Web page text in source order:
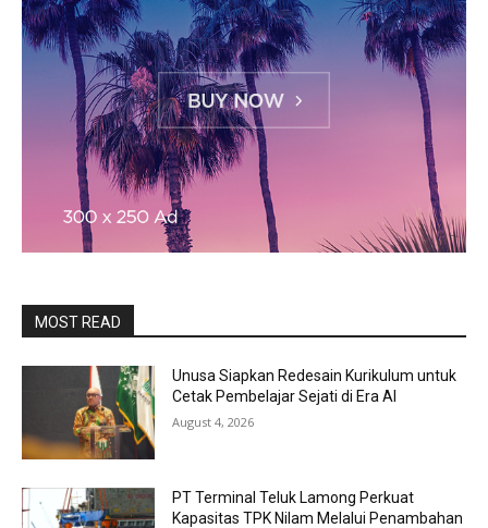
MOST READ
Unusa Siapkan Redesain Kurikulum untuk
Cetak Pembelajar Sejati di Era AI
August 4, 2026
PT Terminal Teluk Lamong Perkuat
Kapasitas TPK Nilam Melalui Penambahan